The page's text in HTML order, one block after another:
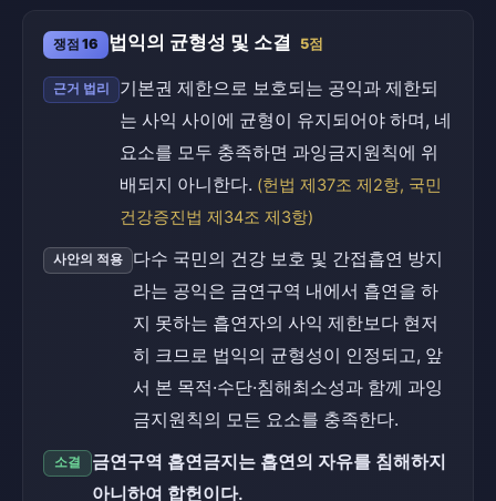
쟁점 16 법익의 균형성 및 소결 5점
근거 법리
기본권 제한으로 보호되는 공익과 제한되
는 사익 사이에 균형이 유지되어야 하며, 네
요소를 모두 충족하면 과잉금지원칙에 위
배되지 아니한다. (헌법 제37조 제2항, 국민
건강증진법 제34조 제3항)
사안의 적용
다수 국민의 건강 보호 및 간접흡연 방지
라는 공익은 금연구역 내에서 흡연을 하
지 못하는 흡연자의 사익 제한보다 현저
히 크므로 법익의 균형성이 인정되고, 앞
서 본 목적·수단·침해최소성과 함께 과잉
금지원칙의 모든 요소를 충족한다.
소결
금연구역 흡연금지는 흡연의 자유를 침해하지
아니하여 합헌이다.